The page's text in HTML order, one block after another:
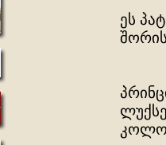
ეს